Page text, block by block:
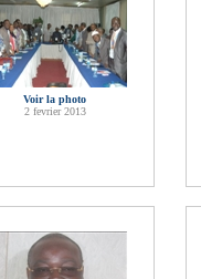
Voir la photo
2 fevrier 2013